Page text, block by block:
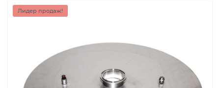
Лидер продаж!